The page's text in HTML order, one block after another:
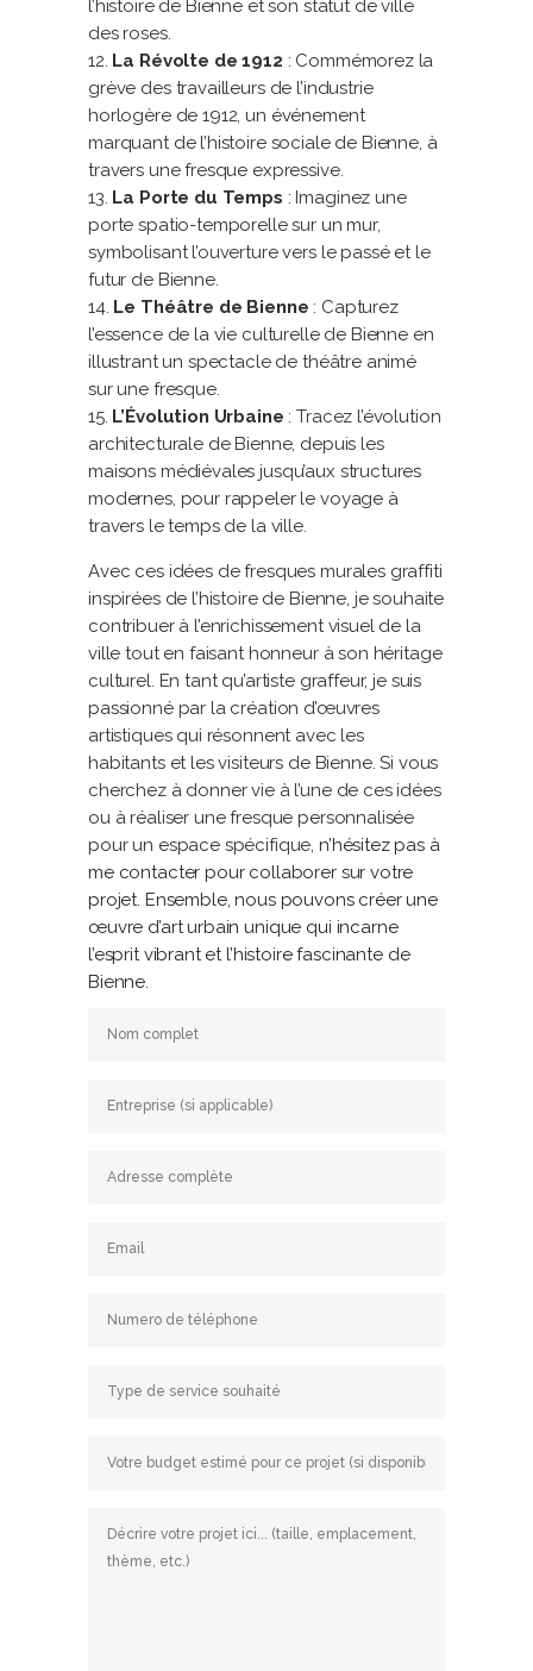
l’histoire de Bienne et son statut de ville
des roses.
La Révolte de 1912 : Commémorez la
grève des travailleurs de l’industrie
horlogère de 1912, un événement
marquant de l’histoire sociale de Bienne, à
travers une fresque expressive.
La Porte du Temps : Imaginez une
porte spatio-temporelle sur un mur,
symbolisant l’ouverture vers le passé et le
futur de Bienne.
Le Théâtre de Bienne : Capturez
l’essence de la vie culturelle de Bienne en
illustrant un spectacle de théâtre animé
sur une fresque.
L’Évolution Urbaine : Tracez l’évolution
architecturale de Bienne, depuis les
maisons médiévales jusqu’aux structures
modernes, pour rappeler le voyage à
travers le temps de la ville.
Avec ces idées de fresques murales graffiti
inspirées de l’histoire de Bienne, je souhaite
contribuer à l’enrichissement visuel de la
ville tout en faisant honneur à son héritage
culturel. En tant qu’artiste graffeur, je suis
passionné par la création d’œuvres
artistiques qui résonnent avec les
habitants et les visiteurs de Bienne. Si vous
cherchez à donner vie à l’une de ces idées
ou à réaliser une fresque personnalisée
pour un espace spécifique, n’hésitez pas à
me contacter pour collaborer sur votre
projet. Ensemble, nous pouvons créer une
œuvre d’art urbain unique qui incarne
l’esprit vibrant et l’histoire fascinante de
Bienne.